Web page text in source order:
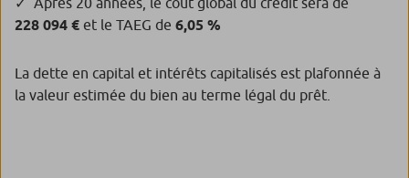
228 094 € et le TAEG de 6,05 %
La dette en capital et intérêts capitalisés est plafonnée à
la valeur estimée du bien au terme légal du prêt.